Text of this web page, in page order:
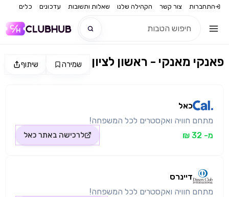
התחברות צור קשר הקהילה שלנו שאלות ותשובות עדכונים כלים
שיתוף שמירה פאנקי מאנקי - ראשון לציון
כאל
מתחם חוויה ואקסטרים לכל המשפחה!
מ- 32 ₪
לרכישה באתר כאל
דיינרס
מתחם חוויה ואקסטרים לכל המשפחה!